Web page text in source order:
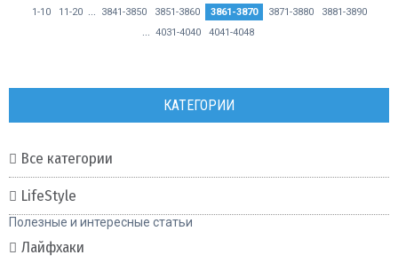
1-10 11-20 3841-3850 3851-3860 3861-3870 3871-3880 3881-3890
4031-4040 4041-4048
КАТЕГОРИИ
Все категории
LifeStyle
Полезные и интересные статьи
Лайфхаки